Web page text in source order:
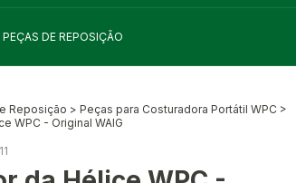
PEÇAS DE REPOSIÇÃO
Reposição > Peças para Costuradora Portátil WPC >
WPC - Original WAIG